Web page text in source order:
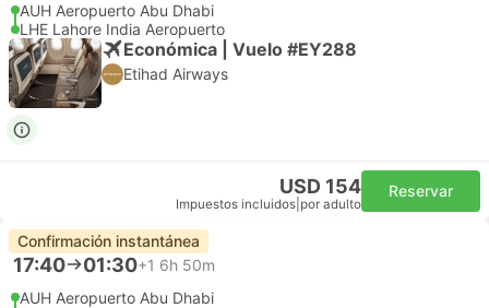
AUH Aeropuerto Abu Dhabi
LHE Lahore India Aeropuerto
Económica | Vuelo #EY288
Etihad Airways
USD 154
Impuestos incluidos por adulto
Reservar
Confirmación instantánea
17:40 01:30+1 6h 50m
AUH Aeropuerto Abu Dhabi